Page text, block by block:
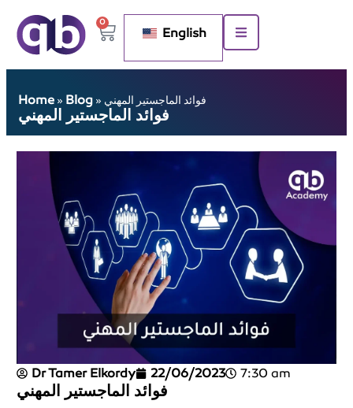
0
English
Home » Blog » فوائد الماجستير المهني
فوائد الماجستير المهني
Dr Tamer Elkordy 22/06/2023 7:30 am
فوائد الماجستير المهني